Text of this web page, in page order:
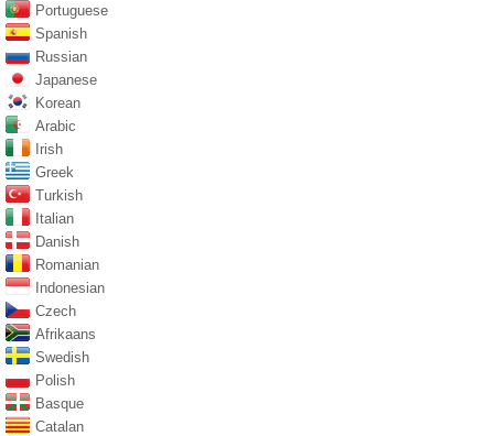
Portuguese
Spanish
Russian
Japanese
Korean
Arabic
Irish
Greek
Turkish
Italian
Danish
Romanian
Indonesian
Czech
Afrikaans
Swedish
Polish
Basque
Catalan